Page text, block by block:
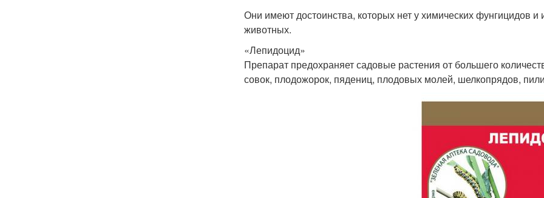
Они имеют достоинства, которых нет у химических фунгицидов
животных.
«Лепидоцид»
Препарат предохраняет садовые растения от большего
совок, плодожорок, пядениц, плодовых молей, шелкопрядов,